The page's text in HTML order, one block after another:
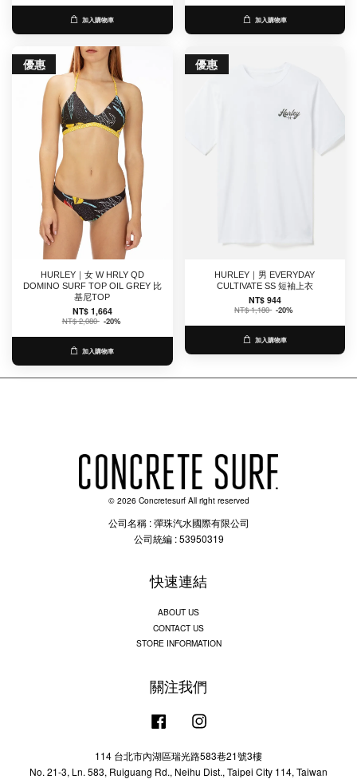
加入購物車 加入購物車
優惠
HURLEY｜女 W HRLY QD
DOMINO SURF TOP OIL GREY 比
基尼TOP
NT$ 1,664
NT$ 2,080 -20%
加入購物車
優惠
HURLEY｜男 EVERYDAY
CULTIVATE SS 短袖上衣
NT$ 944
NT$ 1,180 -20%
加入購物車
© 2026 Concretesurf All right reserved
公司名稱 : 彈珠汽水國際有限公司
公司統編 : 53950319
快速連結
ABOUT US
CONTACT US
STORE INFORMATION
關注我們
Facebook
114 台北市內湖區瑞光路583巷21號3樓
No. 21-3, Ln. 583, Ruiguang Rd., Neihu Dist., Taipei City 114, Taiwan